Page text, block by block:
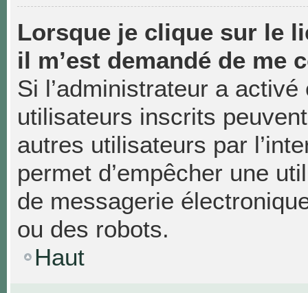
Lorsque je clique sur le
il m’est demandé de me
Si l’administrateur a
utilisateurs inscrits
autres utilisateurs par
permet d’empêcher une
de messagerie
ou des robots.
Haut